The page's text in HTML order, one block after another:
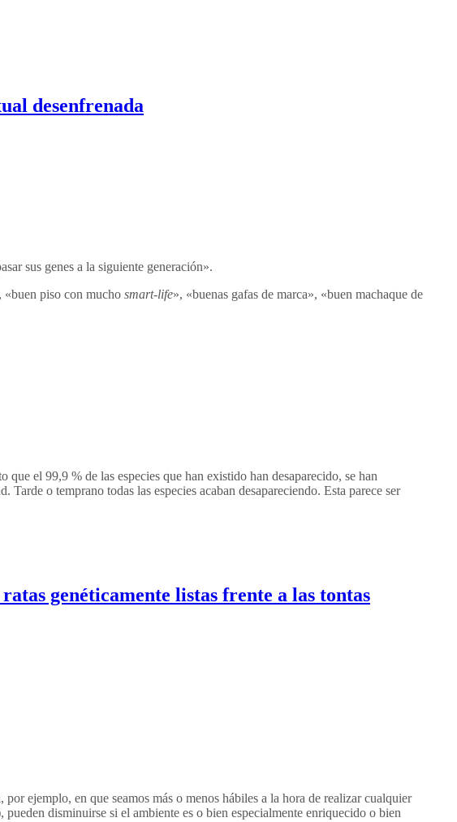
desenfrenada
sus genes a la siguiente generación».
«buen piso con mucho smart-life», «buenas gafas de marca», «buen machaque de
el 99,9 % de las especies que han existido han desaparecido, se han
o temprano todas las especies acaban desapareciendo. Esta parece ser
genéticamente listas frente a las tontas
ejemplo, en que seamos más o menos hábiles a la hora de realizar cualquier
disminuirse si el ambiente es o bien especialmente enriquecido o bien